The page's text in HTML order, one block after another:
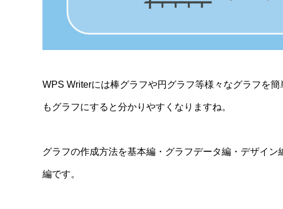
WPS Writerには棒グラフや円グラフ等様々なグラフを
もグラフにすると分かりやすくなりますね。
グラフの作成方法を基本編・グラフデータ編・デザイ
編です。